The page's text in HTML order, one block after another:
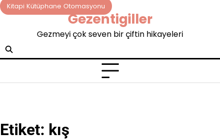
Skip
to
Kitapi Kütüphane Otomasyonu
Gezentigiller
Gezmeyi çok seven bir çiftin hikayeleri
Etiket: kış